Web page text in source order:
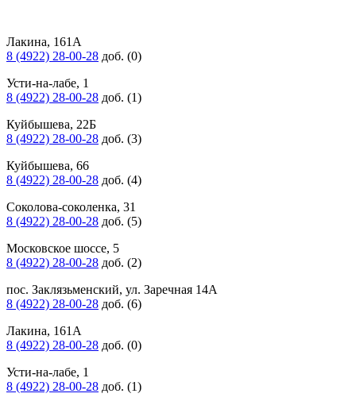
Лакина, 161А
8 (4922) 28-00-28 доб. (0)
Усти-на-лабе, 1
8 (4922) 28-00-28 доб. (1)
Куйбышева, 22Б
8 (4922) 28-00-28 доб. (3)
Куйбышева, 66
8 (4922) 28-00-28 доб. (4)
Соколова-соколенка, 31
8 (4922) 28-00-28 доб. (5)
Московское шоссе, 5
8 (4922) 28-00-28 доб. (2)
пос. Заклязьменский, ул. Заречная 14А
8 (4922) 28-00-28 доб. (6)
Лакина, 161А
8 (4922) 28-00-28 доб. (0)
Усти-на-лабе, 1
8 (4922) 28-00-28 доб. (1)